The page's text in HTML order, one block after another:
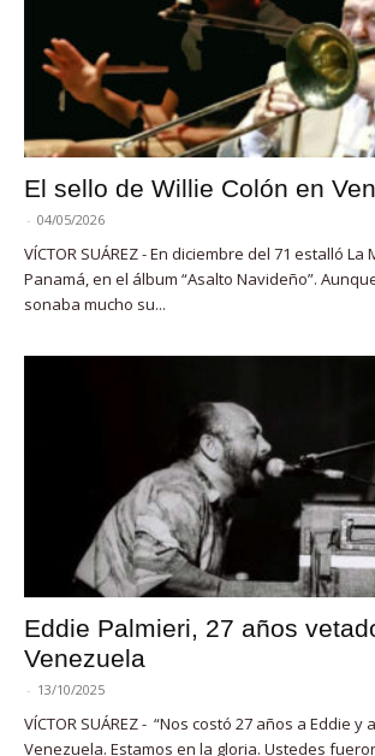
El sello de Willie Colón en
- 04/05/2026
VÍCTOR SUÁREZ - En diciembre del 71 estalló
Panamá, en el álbum “Asalto Navideño”.
sonaba mucho su...
Eddie Palmieri, 27 años
Venezuela
- 13/10/2025
VÍCTOR SUÁREZ - “Nos costó 27 años a Eddie
Venezuela. Estamos en la gloria. Ustedes